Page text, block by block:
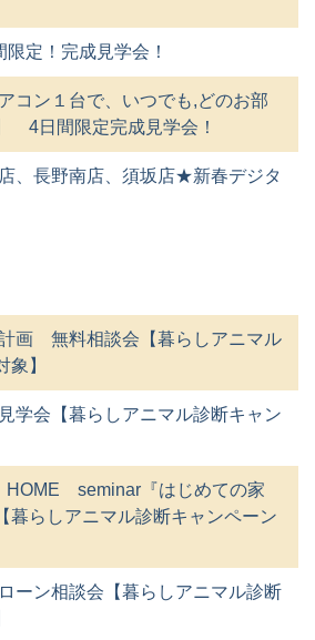
限定！完成見学会！
アコン１台で、いつでも,どのお部
4日間限定完成見学会！
店、長野南店、須坂店★新春デジタ
画 無料相談会【暮らしアニマル
】
学会【暮らしアニマル診断キャン
seminar『はじめての家
暮らしアニマル診断キャンペーン
ーン相談会【暮らしアニマル診断